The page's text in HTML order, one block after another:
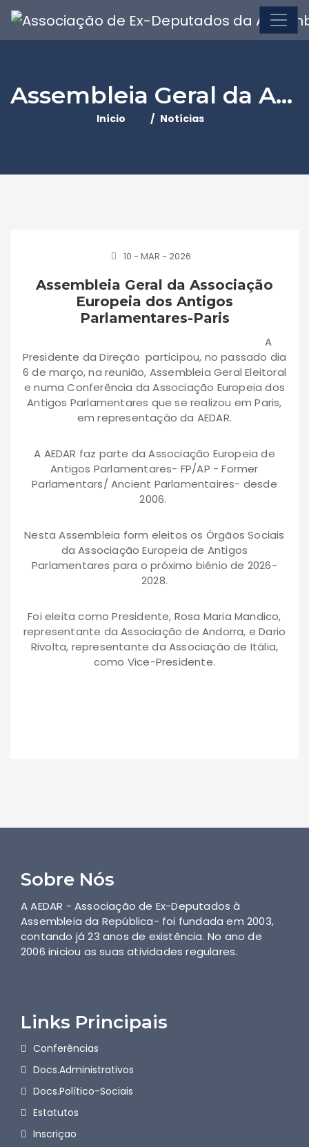
Assembleia Geral da Associação Europeia dos Antigos Parlamentares-Paris
Início Notícias
10 - MAR - 2026
Assembleia Geral da Associação
Europeia dos Antigos
Parlamentares-Paris
A
Presidente da Direção participou, no passado dia
6 de março, na reunião, Assembleia Geral Eleitoral
e numa Conferência da Associação Europeia dos
Antigos Parlamentares que se realizou em Paris,
em representação da AEDAR.
A AEDAR faz parte da Associação Europeia de
Antigos Parlamentares- FP/AP - Former
Parlamentars/ Ancient Parlamentaires- desde
2006.
Nesta Assembleia form eleitos os Órgãos Sociais
da Associação Europeia de Antigos
Parlamentares para o próximo biénio de 2026-
2028.
Foi eleita como Presidente, Rosa Maria Mandico,
representante da Associação de Andorra, e Dario
Rivolta, representante da Associação de Itália,
como Vice-Presidente.
Sobre Nós
A AEDAR - Associação de Ex-Deputados à
Assembleia da República- foi fundada em 2003,
contando já 23 anos de existência. No ano de
2006 iniciou as suas atividades regulares.
Links Principais
Conferências
Docs.Administrativos
Docs.Político-Sociais
Estatutos
Inscriçao